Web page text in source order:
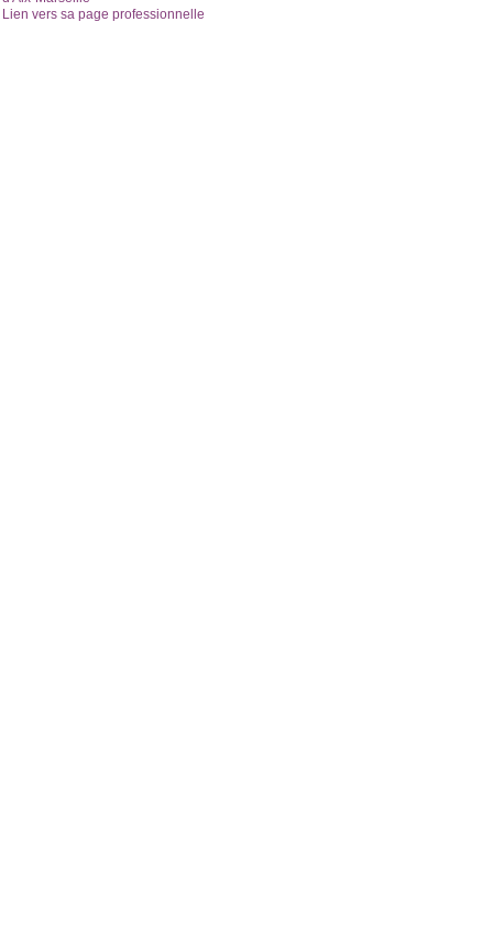
Lien vers sa page professionnelle